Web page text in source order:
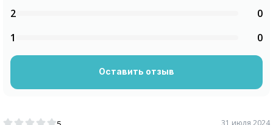
2
0
1
0
Оставить отзыв